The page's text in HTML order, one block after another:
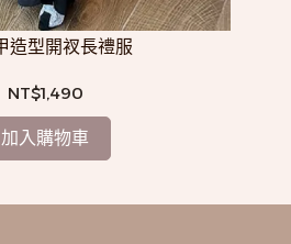
造型開衩長禮服
NT$1,490
加入購物車